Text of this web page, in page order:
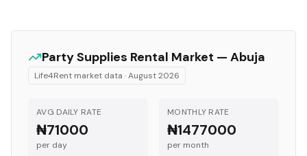
Party Supplies Rental Market — Abuja
Life4Rent market data ·August 2026
AVG DAILY RATE
₦71000
per day
MONTHLY RATE
₦1477000
per month